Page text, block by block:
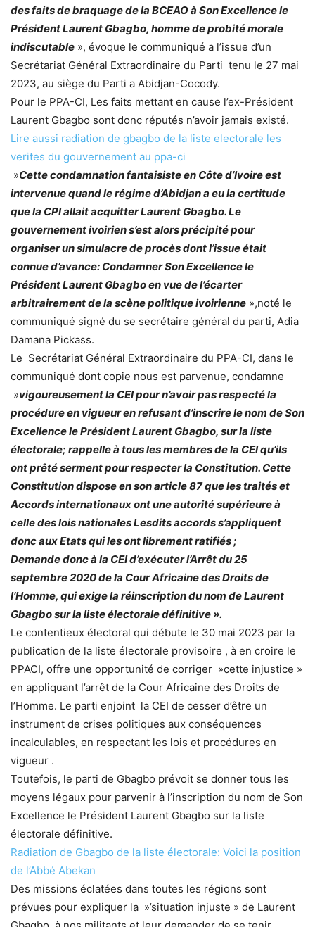
des faits de braquage de la BCEAO à Son Excellence le
Président Laurent Gbagbo, homme de probité morale
indiscutable », évoque le communiqué a l’issue d’un
Secrétariat Général Extraordinaire du Parti tenu le 27 mai
2023, au siège du Parti a Abidjan-Cocody.
Pour le PPA-CI, Les faits mettant en cause l’ex-Président
Laurent Gbagbo sont donc réputés n’avoir jamais existé.
Lire aussi radiation de gbagbo de la liste electorale les
verites du gouvernement au ppa-ci
»Cette condamnation fantaisiste en Côte d’Ivoire est
intervenue quand le régime d’Abidjan a eu la certitude
que la CPI allait acquitter Laurent Gbagbo. Le
gouvernement ivoirien s’est alors précipité pour
organiser un simulacre de procès dont l’issue était
connue d’avance: Condamner Son Excellence le
Président Laurent Gbagbo en vue de l’écarter
arbitrairement de la scène politique ivoirienne »,noté le
communiqué signé du se secrétaire général du parti, Adia
Damana Pickass.
Le Secrétariat Général Extraordinaire du PPA-CI, dans le
communiqué dont copie nous est parvenue, condamne
»vigoureusement la CEI pour n’avoir pas respecté la
procédure en vigueur en refusant d’inscrire le nom de Son
Excellence le Président Laurent Gbagbo, sur la liste
électorale; rappelle à tous les membres de la CEI qu’ils
ont prêté serment pour respecter la Constitution. Cette
Constitution dispose en son article 87 que les traités et
Accords internationaux ont une autorité supérieure à
celle des lois nationales Lesdits accords s’appliquent
donc aux Etats qui les ont librement ratifiés ;
Demande donc à la CEI d’exécuter l’Arrêt du 25
septembre 2020 de la Cour Africaine des Droits de
l’Homme, qui exige la réinscription du nom de Laurent
Gbagbo sur la liste électorale définitive ».
Le contentieux électoral qui débute le 30 mai 2023 par la
publication de la liste électorale provisoire , à en croire le
PPACI, offre une opportunité de corriger »cette injustice »
en appliquant l’arrêt de la Cour Africaine des Droits de
l’Homme. Le parti enjoint la CEI de cesser d’être un
instrument de crises politiques aux conséquences
incalculables, en respectant les lois et procédures en
vigueur .
Toutefois, le parti de Gbagbo prévoit se donner tous les
moyens légaux pour parvenir à l’inscription du nom de Son
Excellence le Président Laurent Gbagbo sur la liste
électorale définitive.
Radiation de Gbagbo de la liste électorale: Voici la position
de l’Abbé Abekan
Des missions éclatées dans toutes les régions sont
prévues pour expliquer la »’situation injuste » de Laurent